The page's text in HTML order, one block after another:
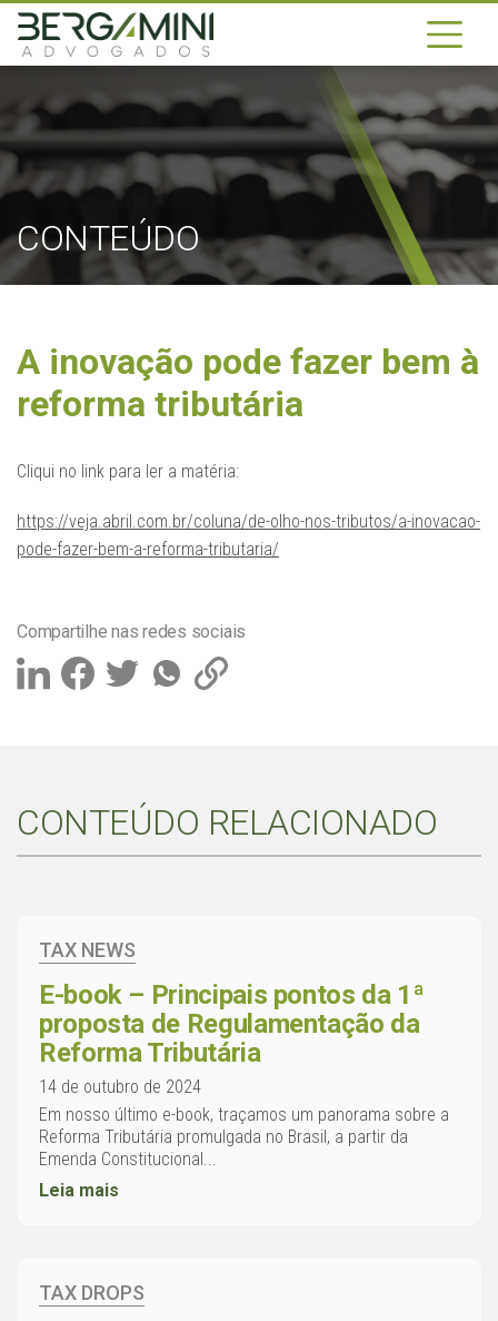
CONTEÚDO
A inovação pode fazer bem à
reforma tributária
Cliqui no link para ler a matéria:
https://veja.abril.com.br/coluna/de-olho-nos-tributos/a-inovacao-
pode-fazer-bem-a-reforma-tributaria/
Compartilhe nas redes sociais
CONTEÚDO RELACIONADO
TAX NEWS
E-book – Principais pontos da 1ª
proposta de Regulamentação da
Reforma Tributária
14 de outubro de 2024
Em nosso último e-book, traçamos um panorama sobre a
Reforma Tributária promulgada no Brasil, a partir da
Emenda Constitucional...
Leia mais
TAX DROPS